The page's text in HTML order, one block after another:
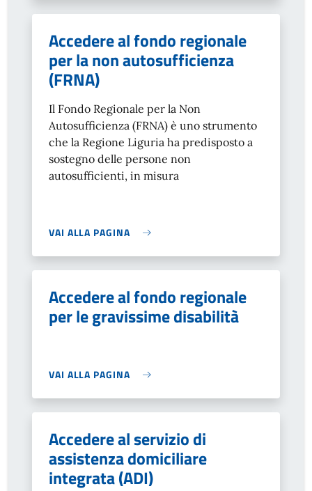
Accedere al fondo regionale
per la non autosufficienza
(FRNA)
Il Fondo Regionale per la Non
Autosufficienza (FRNA) è uno strumento
che la Regione Liguria ha predisposto a
sostegno delle persone non
autosufficienti, in misura
VAI ALLA PAGINA
Accedere al fondo regionale
per le gravissime disabilità
VAI ALLA PAGINA
Accedere al servizio di
assistenza domiciliare
integrata (ADI)